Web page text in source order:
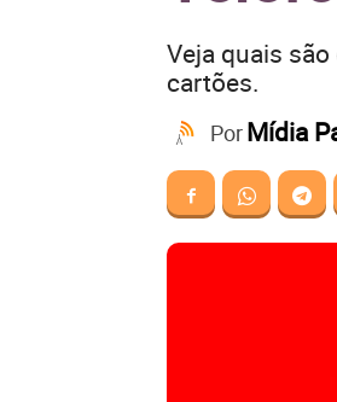
Veja quais
cartões.
PorMídia